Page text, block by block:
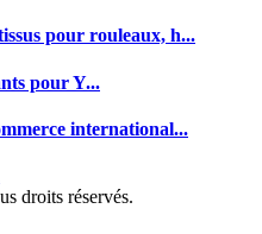
pour rouleaux, h...
pour Y...
international...
droits réservés.